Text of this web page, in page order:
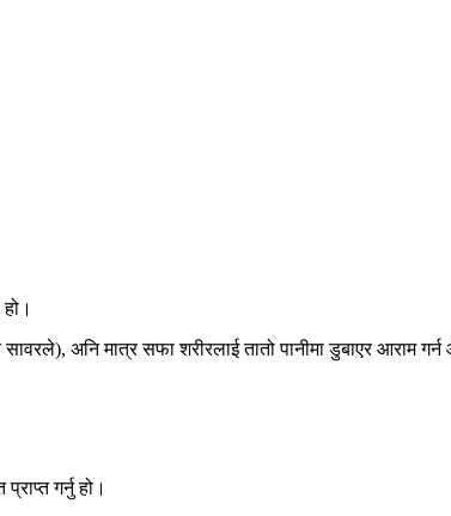
सावरले), अनि मात्र सफा शरीरलाईतातो पानीमा डुबाएर आराम गर्न
प्राप्त गर्नु हो।